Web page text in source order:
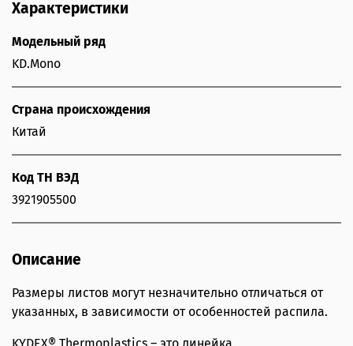
Характеристики
Модельный ряд
KD.Mono
Страна происхождения
Китай
Код ТН ВЭД
3921905500
Описание
Размеры листов могут незначительно отличаться от
указанных, в зависимости от особенностей распила.